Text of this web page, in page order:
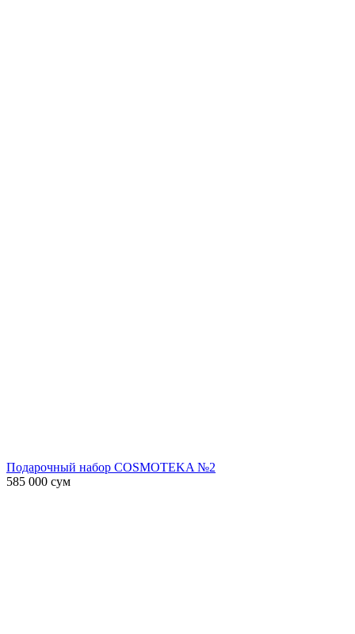
Подарочный набор COSMOTEKA №2
585 000 сум